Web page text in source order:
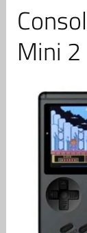
Mini 2